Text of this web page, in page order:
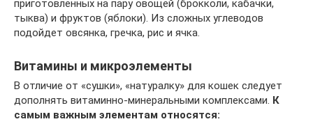
приготовленных на пару овощей (брокколи, кабачки,
тыква) и фруктов (яблоки). Из сложных углеводов
подойдет овсянка, гречка, рис и ячка.
Витамины и микроэлементы
В отличие от «сушки», «натуралку» для кошек следует
дополнять витаминно-минеральными комплексами. К
самым важным элементам относятся: